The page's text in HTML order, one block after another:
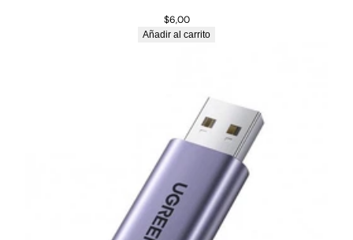
$6,00
Añadir al carrito